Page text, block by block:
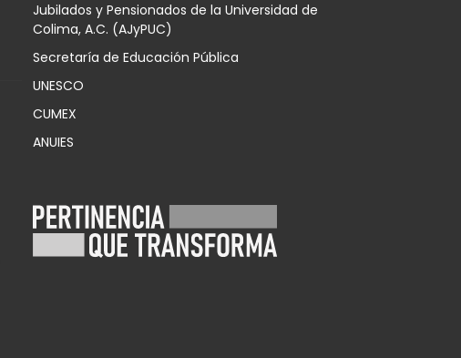
Jubilados y Pensionados de la Universidad de
Colima, A.C. (AJyPUC)
Secretaría de Educación Pública
UNESCO
CUMEX
ANUIES